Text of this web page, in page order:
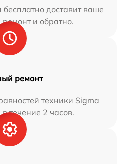
доставит ваше
ремонт и обратно.
ремонт
техники Sigma
течение 2 часов.